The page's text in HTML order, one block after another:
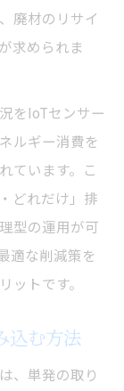
廃材のリサイ
求められま
をIoTセンサー
ルギー消費を
ています。こ
どれだけ」排
型の運用が可
適な削減策を
ットです。
込む方法
、単発の取り